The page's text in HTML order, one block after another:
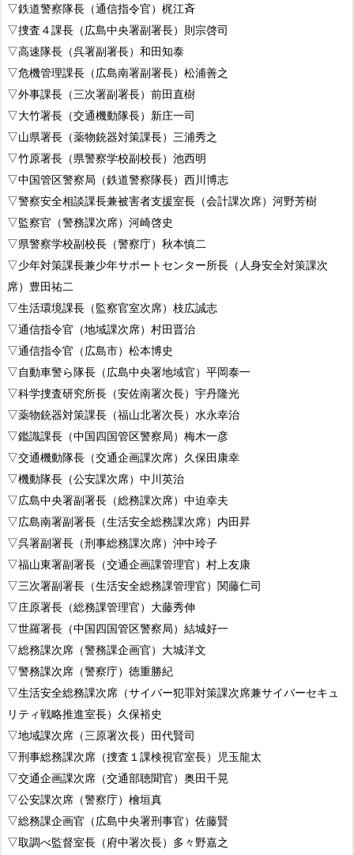
▽鉄道警察隊長（通信指令官）梶江斉
▽捜査４課長（広島中央署副署長）則宗啓司
▽高速隊長（呉署副署長）和田知泰
▽危機管理課長（広島南署副署長）松浦善之
▽外事課長（三次署副署長）前田直樹
▽大竹署長（交通機動隊長）新庄一司
▽山県署長（薬物銃器対策課長）三浦秀之
▽竹原署長（県警察学校副校長）池西明
▽中国管区警察局（鉄道警察隊長）西川博志
▽警察安全相談課長兼被害者支援室長（会計課次席）河野芳樹
▽監察官（警務課次席）河崎啓史
▽県警察学校副校長（警察庁）秋本慎二
▽少年対策課長兼少年サポートセンター所長（人身安全対策課次
席）豊田祐二
▽生活環境課長（監察官室次席）枝広誠志
▽通信指令官（地域課次席）村田晋治
▽通信指令官（広島市）松本博史
▽自動車警ら隊長（広島中央署地域官）平岡泰一
▽科学捜査研究所長（安佐南署次長）宇丹隆光
▽薬物銃器対策課長（福山北署次長）水永幸治
▽鑑識課長（中国四国管区警察局）梅木一彦
▽交通機動隊長（交通企画課次席）久保田康幸
▽機動隊長（公安課次席）中川英治
▽広島中央署副署長（総務課次席）中迫幸夫
▽広島南署副署長（生活安全総務課次席）内田昇
▽呉署副署長（刑事総務課次席）沖中玲子
▽福山東署副署長（交通企画課管理官）村上友康
▽三次署副署長（生活安全総務課管理官）関藤仁司
▽庄原署長（総務課管理官）大藤秀伸
▽世羅署長（中国四国管区警察局）結城好一
▽総務課次席（警務課企画官）大城洋文
▽警務課次席（警察庁）徳重勝紀
▽生活安全総務課次席（サイバー犯罪対策課次席兼サイバーセキュ
リティ戦略推進室長）久保裕史
▽地域課次席（三原署次長）田代賢司
▽刑事総務課次席（捜査１課検視官室長）児玉龍太
▽交通企画課次席（交通部聴聞官）奥田千晃
▽公安課次席（警察庁）檜垣真
▽総務課企画官（広島中央署刑事官）佐藤賢
▽取調べ監督室長（府中署次長）多々野嘉之